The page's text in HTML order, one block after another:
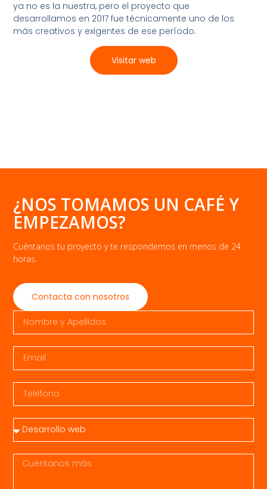
ya no es la nuestra, pero el proyecto que
desarrollamos en 2017 fue técnicamente uno de los
más creativos y exigentes de ese período.
Visitar web
¿NOS TOMAMOS UN CAFÉ Y
EMPEZAMOS?
Cuéntanos tu proyecto y te respondemos en menos de 24
horas.
Contacta con nosotros